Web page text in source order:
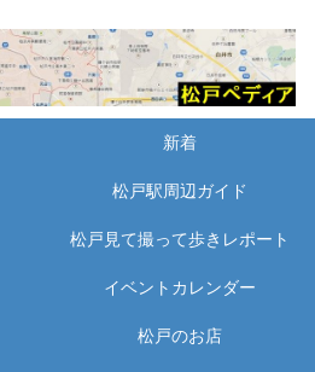
新着
松戸駅周辺ガイド
松戸見て撮って歩きレポート
イベントカレンダー
松戸のお店